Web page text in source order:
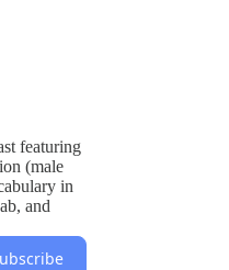
featuring
(male
in
and